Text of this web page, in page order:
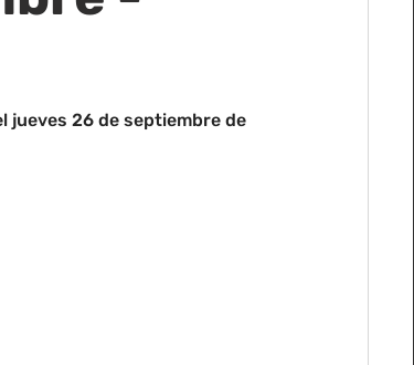
jueves 26 de septiembre de